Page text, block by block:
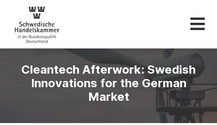
Schwedische
Cleantech Afterwork: Swedish
Innovations for the German
Market